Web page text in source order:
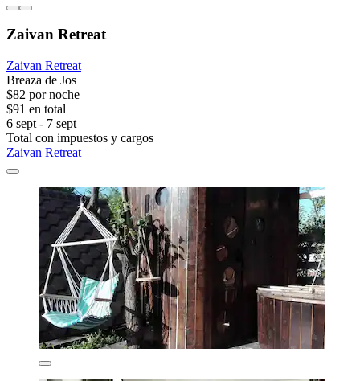
Zaivan Retreat
Zaivan Retreat
Breaza de Jos
$82 por noche
$91 en total
6 sept - 7 sept
Total con impuestos y cargos
Zaivan Retreat